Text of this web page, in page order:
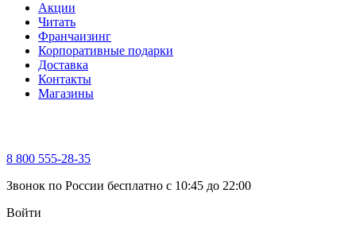
Акции
Читать
Франчаизинг
Корпоративные подарки
Доставка
Контакты
Магазины
8 800 555-28-35
Звонок по России бесплатно c 10:45 до 22:00
Войти